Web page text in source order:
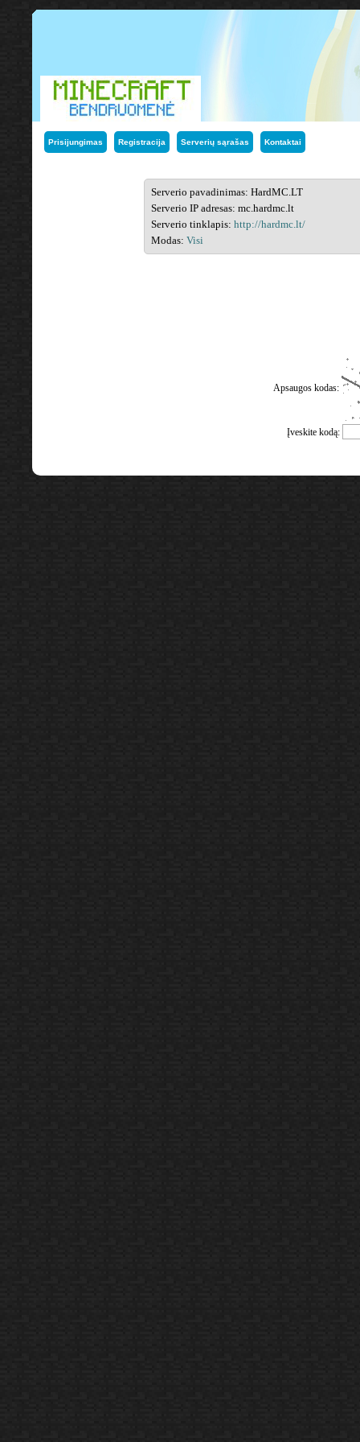
Prisijungimas Registracija Serverių sąrašas Kontaktai
Serverio pavadinimas: HardMC.LT
Serverio IP adresas: mc.hardmc.lt
Serverio tinklapis: http://hardmc.lt/
Modas: Visi
Apsaugos kodas:
Įveskite kodą: